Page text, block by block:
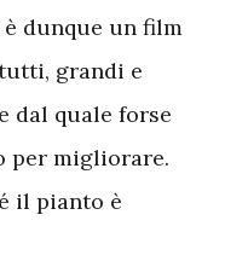
è dunque un film
grandi e
dal quale forse
per migliorare.
il pianto è